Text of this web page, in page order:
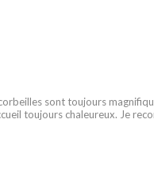
sont toujours
toujours chaleureux. Je